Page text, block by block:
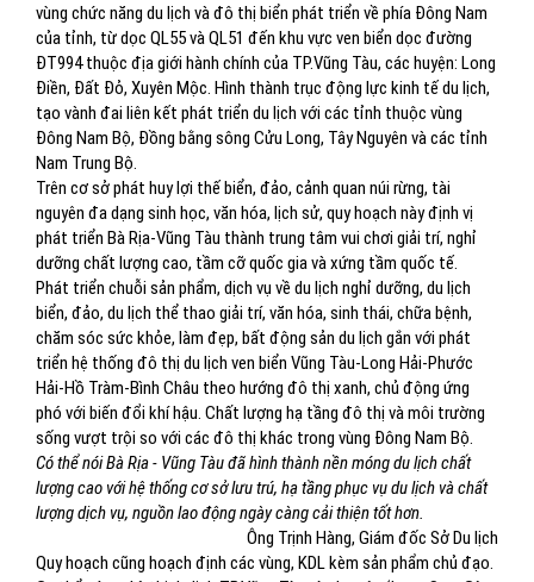
vùng chức năng du lịch và đô thị biển phát triển về phía Đông Nam
của tỉnh, từ dọc QL55 và QL51 đến khu vực ven biển dọc đường
ĐT994 thuộc địa giới hành chính của TP.Vũng Tàu, các huyện: Long
Điền, Đất Đỏ, Xuyên Mộc. Hình thành trục động lực kinh tế du lịch,
tạo vành đai liên kết phát triển du lịch với các tỉnh thuộc vùng
Đông Nam Bộ, Đồng bằng sông Cửu Long, Tây Nguyên và các tỉnh
Nam Trung Bộ.
Trên cơ sở phát huy lợi thế biển, đảo, cảnh quan núi rừng, tài
nguyên đa dạng sinh học, văn hóa, lịch sử, quy hoạch này định vị
phát triển Bà Rịa-Vũng Tàu thành trung tâm vui chơi giải trí, nghỉ
dưỡng chất lượng cao, tầm cỡ quốc gia và xứng tầm quốc tế.
Phát triển chuỗi sản phẩm, dịch vụ về du lịch nghỉ dưỡng, du lịch
biển, đảo, du lịch thể thao giải trí, văn hóa, sinh thái, chữa bệnh,
chăm sóc sức khỏe, làm đẹp, bất động sản du lịch gắn với phát
triển hệ thống đô thị du lịch ven biển Vũng Tàu-Long Hải-Phước
Hải-Hồ Tràm-Bình Châu theo hướng đô thị xanh, chủ động ứng
phó với biến đổi khí hậu. Chất lượng hạ tầng đô thị và môi trường
sống vượt trội so với các đô thị khác trong vùng Đông Nam Bộ.
Có thể nói Bà Rịa - Vũng Tàu đã hình thành nền móng du lịch chất
lượng cao với hệ thống cơ sở lưu trú, hạ tầng phục vụ du lịch và chất
lượng dịch vụ, nguồn lao động ngày càng cải thiện tốt hơn.
Ông Trịnh Hàng, Giám đốc Sở Du lịch
Quy hoạch cũng hoạch định các vùng, KDL kèm sản phẩm chủ đạo.